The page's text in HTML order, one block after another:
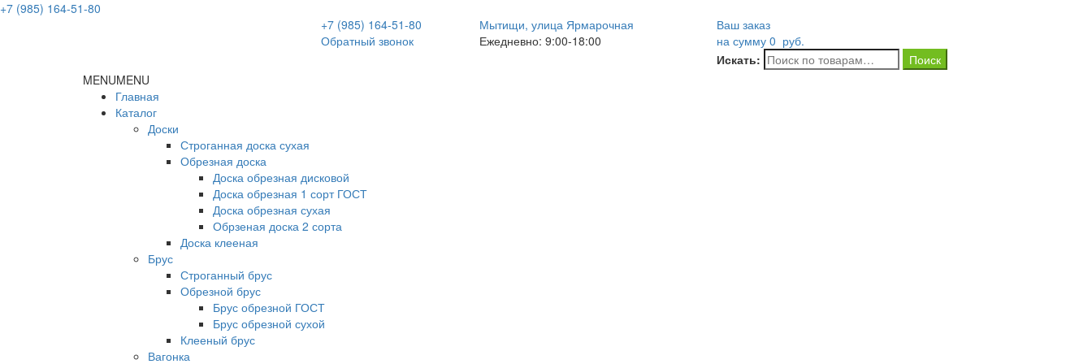
+7 (985) 164-51-80
+7 (985) 164-51-80
Обратный звонок
Мытищи, улица Ярмарочная
Ежедневно: 9:00-18:00
Ваш заказ
на сумму 0 руб.
Искать:
MENUMENU
Главная
Каталог
Доски
Строганная доска сухая
Обрезная доска
Доска обрезная дисковой
Доска обрезная 1 сорт ГОСТ
Доска обрезная сухая
Обрзеная доска 2 сорта
Доска клееная
Брус
Строганный брус
Обрезной брус
Брус обрезной ГОСТ
Брус обрезной сухой
Клееный брус
Вагонка